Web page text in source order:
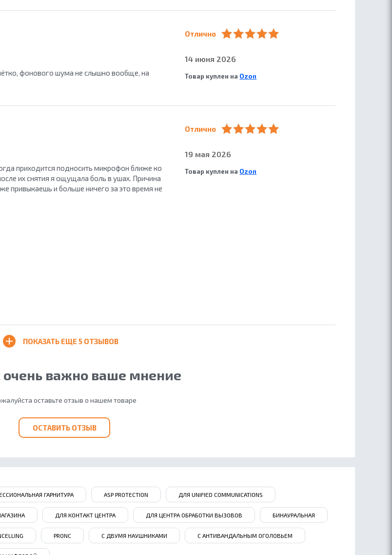
БЛОГ
фонового шума не слышно вообще, на
Отлично
14 июня 2026
Товар куплен на Ozon
приходится подносить микрофон ближе ко
их снятия я ощущала боль в ушах. Причина
привыкаешь и больше ничего за это время не
Отлично
19 мая 2026
Товар куплен на Ozon
ПОКАЗАТЬ ЕЩЕ 5 ОТЗЫВОВ
очень важно ваше мнение
оставьте отзыв о нашем товаре
ОСТАВИТЬ ОТЗЫВ
ГАРНИТУРА ASP PROTECTION ДЛЯ UNIFIED COMMUNICATIONS
ДЛЯ КОНТАКТ ЦЕНТРА ДЛЯ ЦЕНТРА ОБРАБОТКИ ВЫЗОВОВ БИНАУРАЛЬНАЯ
PRONC С ДВУМЯ НАУШНИКАМИ С АНТИВАНДАЛЬНЫМ ОГОЛОВЬЕМ